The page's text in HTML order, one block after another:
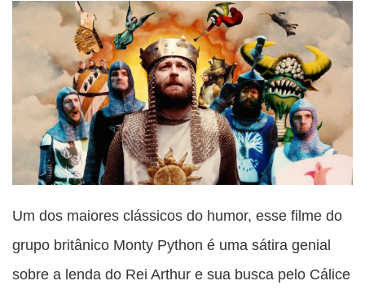
Um dos maiores clássicos do humor, esse filme do
grupo britânico Monty Python é uma sátira genial
sobre a lenda do Rei Arthur e sua busca pelo Cálice